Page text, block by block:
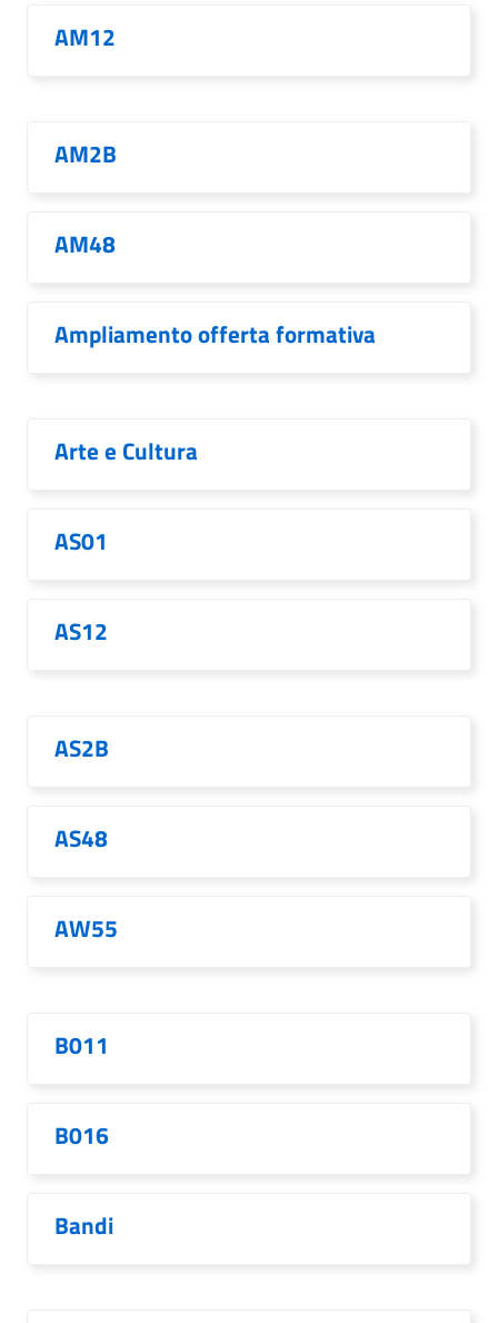
AM12
AM2B
AM48
Ampliamento offerta formativa
Arte e Cultura
AS01
AS12
AS2B
AS48
AW55
B011
B016
Bandi